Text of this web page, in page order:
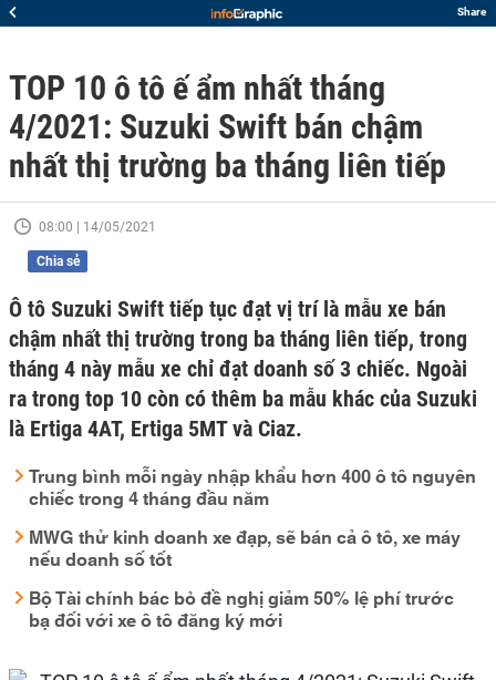
Share
TOP 10 ô tô ế ẩm nhất tháng
4/2021: Suzuki Swift bán chậm
nhất thị trường ba tháng liên tiếp
08:00 | 14/05/2021
Chia sẻ
Ô tô Suzuki Swift tiếp tục đạt vị trí là mẫu xe bán
chậm nhất thị trường trong ba tháng liên tiếp, trong
tháng 4 này mẫu xe chỉ đạt doanh số 3 chiếc. Ngoài
ra trong top 10 còn có thêm ba mẫu khác của Suzuki
là Ertiga 4AT, Ertiga 5MT và Ciaz.
Trung bình mỗi ngày nhập khẩu hơn 400 ô tô nguyên
chiếc trong 4 tháng đầu năm
MWG thử kinh doanh xe đạp, sẽ bán cả ô tô, xe máy
nếu doanh số tốt
Bộ Tài chính bác bỏ đề nghị giảm 50% lệ phí trước
bạ đối với xe ô tô đăng ký mới